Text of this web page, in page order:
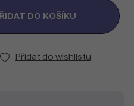
Přidat do wishlistu